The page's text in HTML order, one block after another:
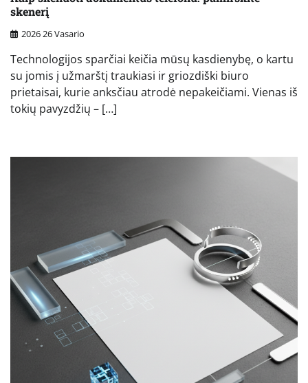
skenerį
2026 26 Vasario
Technologijos sparčiai keičia mūsų kasdienybę, o kartu
su jomis į užmarštį traukiasi ir griozdiški biuro
prietaisai, kurie anksčiau atrodė nepakeičiami. Vienas iš
tokių pavyzdžių – […]